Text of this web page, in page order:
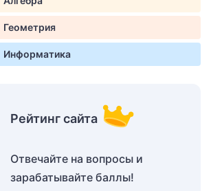
Геометрия
Информатика
Рейтинг сайта
Отвечайте на вопросы и
зарабатывайте баллы!